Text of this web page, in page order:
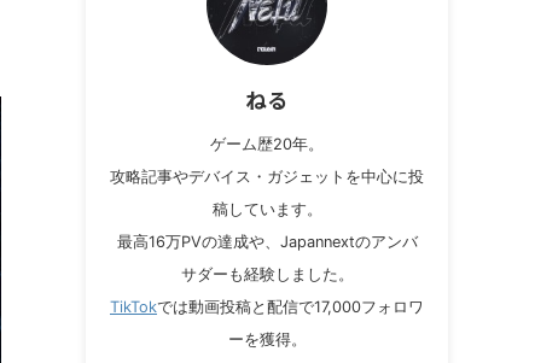
ねる
ゲーム歴20年。
攻略記事やデバイス・ガジェットを中心に投
稿しています。
最高16万PVの達成や、Japannextのアンバ
サダーも経験しました。
TikTokでは動画投稿と配信で17,000フォロワ
ーを獲得。